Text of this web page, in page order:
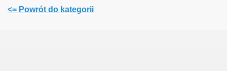
<= Powrót do kategorii